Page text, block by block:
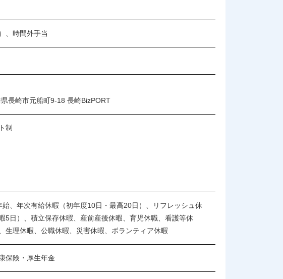
、時間外手当
長崎市元船町9-18 長崎BizPORT
制
、年次有給休暇（初年度10日・最高20日）、リフレッシュ休
5日）、積立保存休暇、産前産後休暇、育児休職、看護等休
生理休暇、公職休暇、災害休暇、ボランティア休暇
保険・厚生年金